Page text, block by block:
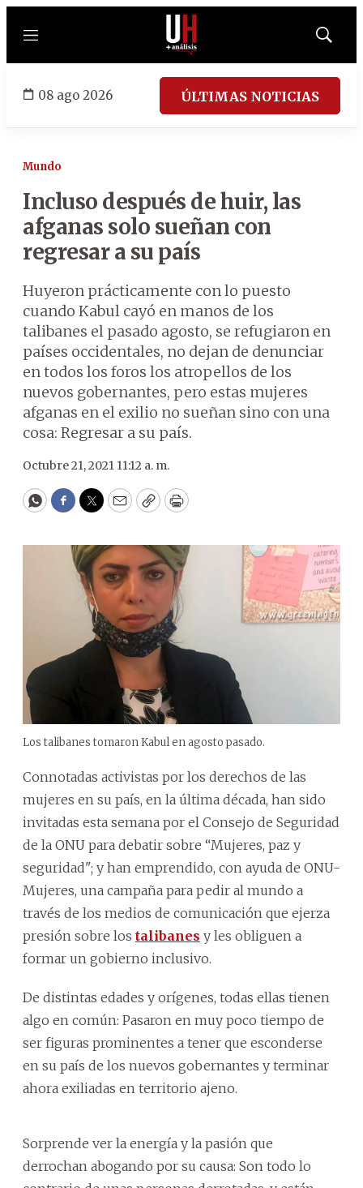
Menú
Mostrar
08 ago 2026 ÚLTIMAS NOTICIAS
Mundo
Incluso después de huir, las
afganas solo sueñan con
regresar a su país
Huyeron prácticamente con lo puesto
cuando Kabul cayó en manos de los
talibanes el pasado agosto, se refugiaron en
países occidentales, no dejan de denunciar
en todos los foros los atropellos de los
nuevos gobernantes, pero estas mujeres
afganas en el exilio no sueñan sino con una
cosa: Regresar a su país.
Octubre 21, 2021 11:12 a. m.
WhatsApp
Facebook
Twitter
EmailCopyPrint
Los talibanes tomaron Kabul en agosto pasado.
Connotadas activistas por los derechos de las
mujeres en su país, en la última década, han sido
invitadas esta semana por el Consejo de Seguridad
de la ONU para debatir sobre “Mujeres, paz y
seguridad"; y han emprendido, con ayuda de ONU-
Mujeres, una campaña para pedir al mundo a
través de los medios de comunicación que ejerza
presión sobre los talibanes y les obliguen a
formar un gobierno inclusivo.
De distintas edades y orígenes, todas ellas tienen
algo en común: Pasaron en muy poco tiempo de
ser figuras prominentes a tener que esconderse
en su país de los nuevos gobernantes y terminar
ahora exiliadas en territorio ajeno.
Sorprende ver la energía y la pasión que
derrochan abogando por su causa: Son todo lo